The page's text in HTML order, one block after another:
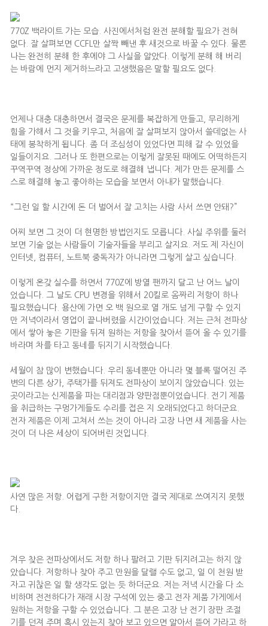
770Z 백라이트 가는 모습. 사진에서처럼 완전 분해할 필요가 전혀
없다. 잘 살펴보면 CCFL만 살짝 빼낸 후 새것으로 바꿀 수 있다. 물론
나는 완전히 분해 한 후에야 그 사실을 알았다. 이렇게 분해 해 버리
는 바람에 먼지 제거하느라고 고생했음은 말할 필요도 없다.
언제나 대충 대충하면서 결국은 문제를 복잡하게 만들고, 무리하게
힘을 가해서 그 것을 키우고, 처음에 잘 살펴보지 않아서 쓸데없는 사
태에 봉착하게 됩니다. 좀 더 조심성이 있었다면 피해 갈 수 있었을
일들이지요. 그러나 또 한편으로는 이렇게 잘못된 때에도 어떡하든지
꾸역꾸역 정상에 가까운 정도로 해결해 냅니다. 제가 만든 문제를 스
스로 해결해 놓고 좋아하는 모습을 보면서 아내가 말했습니다.
“그런 일 할 시간에 돈 더 벌어서 잘 고치는 사람 사서 쓰면 안돼?”
어찌 보면 그 것이 더 현명한 방법인지도 모릅니다. 사실 주위를 둘러
보면 기술 없는 사람들이 기술자들을 부리고 살지요. 저도 제 자신이
인터넷, 컴퓨터, 노트북 중독자가 아니라면 그렇게 살고 싶습니다.
이렇게 온갖 실수를 하면서 770Z에 방열 팬까지 달고 난 어느 날이
었습니다. 그 날도 CPU 변경을 위해서 20킬로 옴짜리 저항이 하나
필요했습니다. 용산에 가면 오 백 원으로 열 개도 넘게 구할 수 있지
만 저녁이라서 영업이 끝나버렸을 시간이었습니다. 저는 근처 전파상
에서 쌓아 놓은 기판을 뒤져 원하는 저항을 찾아서 뜯어 올 수 있기를
바라며 차를 타고 동네를 뒤지기 시작했습니다.
세월이 참 많이 변했습니다. 우리 동네뿐만 아니라 몇 블록 떨어진 주
변의 다른 상가, 주택가를 뒤져도 전파상이 보이지 않았습니다. 있는
곳이라고는 신제품을 파는 대리점과 양판점뿐이었습니다. 전기 제품
을 취급하는 구멍가게들도 수리를 접은 지 오래되었다고 하더군요.
전자 제품은 이제 고쳐서 쓰는 것이 아니라 고장 나면 새 제품을 사는
것이 더 나은 세상이 되어버린 것입니다.
사연 많은 저항. 어렵게 구한 저항이지만 결국 제대로 쓰여지지 못했
다.
겨우 찾은 전파상에서도 저항 하나 팔려고 기판 뒤지려고는 하지 않
았습니다. 저항하나 찾아 주고 만원을 달랠 수도 없고, 일 이 천원 받
자고 귀찮은 일 할 생각도 없는 듯 하더군요. 저는 저녁 시간을 다 소
비하며 전전하다가 재래 시장 구석에 있는 중고 전자 제품 가게에서
원하는 저항을 구할 수 있었습니다. 그 분은 고장 난 전기 장판 조절
기를 던져 주며 혹시 있는지 찾아 보고 있으면 알아서 뜯어 가라고 하